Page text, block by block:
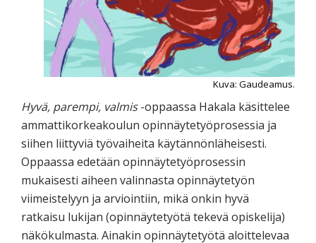
Kuva: Gaudeamus.
Hyvä, parempi, valmis-oppaassa Hakala käsittelee
ammattikorkeakoulun opinnäytetyöprosessia ja
siihen liittyviä työvaiheita käytännönläheisesti.
Oppaassa edetään opinnäytetyöprosessin
mukaisesti aiheen valinnasta opinnäytetyön
viimeistelyyn ja arviointiin, mikä onkin hyvä
ratkaisu lukijan (opinnäytetyötä tekevä opiskelija)
näkökulmasta. Ainakin opinnäytetyötä aloittelevaa